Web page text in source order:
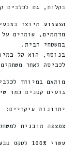
בקלות, גם לכלבים
הצעצוע מיוצר
מדממים, שומרים
במשטחי הבית.
בנוסף, הוא קל
לכביסה לאחר
גזעים קטנים כמו
יתרונות עיקריים:
צפצפה מובנית
עשוי 100% לטקס טבעי, רך ובטוח